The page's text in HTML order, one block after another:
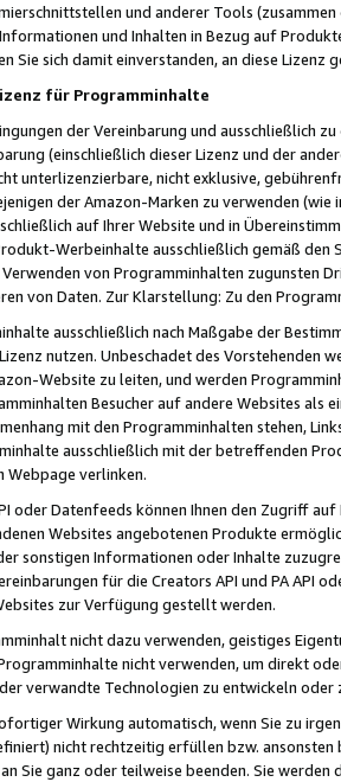
und anderer Tools (zusammen
und Inhalten in Bezug auf
Sie sich damit einverstanden, an diese Lizenz
für Programminhalte
der Vereinbarung und ausschließlich
(einschließlich dieser Lizenz und der
unterlizenzierbare, nicht exklusive,
der Amazon-Marken zu verwenden
auf Ihrer Website und in
Werbeinhalte ausschließlich gemäß
von Programminhalten zugunsten
von Daten. Zur Klarstellung: Zu den
ausschließlich nach Maßgabe der
nutzen. Unbeschadet des Vorstehenden
Website zu leiten, und werden
Besucher auf andere Websites als
mit den Programminhalten stehen,
ausschließlich mit der betreffenden
Webpage verlinken.
oder Datenfeeds können Ihnen den Zugriff
Websites angebotenen Produkte
sonstigen Informationen oder Inhalte
für die Creators API und PA API
zur Verfügung gestellt werden.
nicht dazu verwenden, geistiges
nicht verwenden, um direkt
verwandte Technologien zu entwickeln
Wirkung automatisch, wenn Sie zu
nicht rechtzeitig erfüllen bzw. ansonsten
Sie ganz oder teilweise beenden. Sie werden